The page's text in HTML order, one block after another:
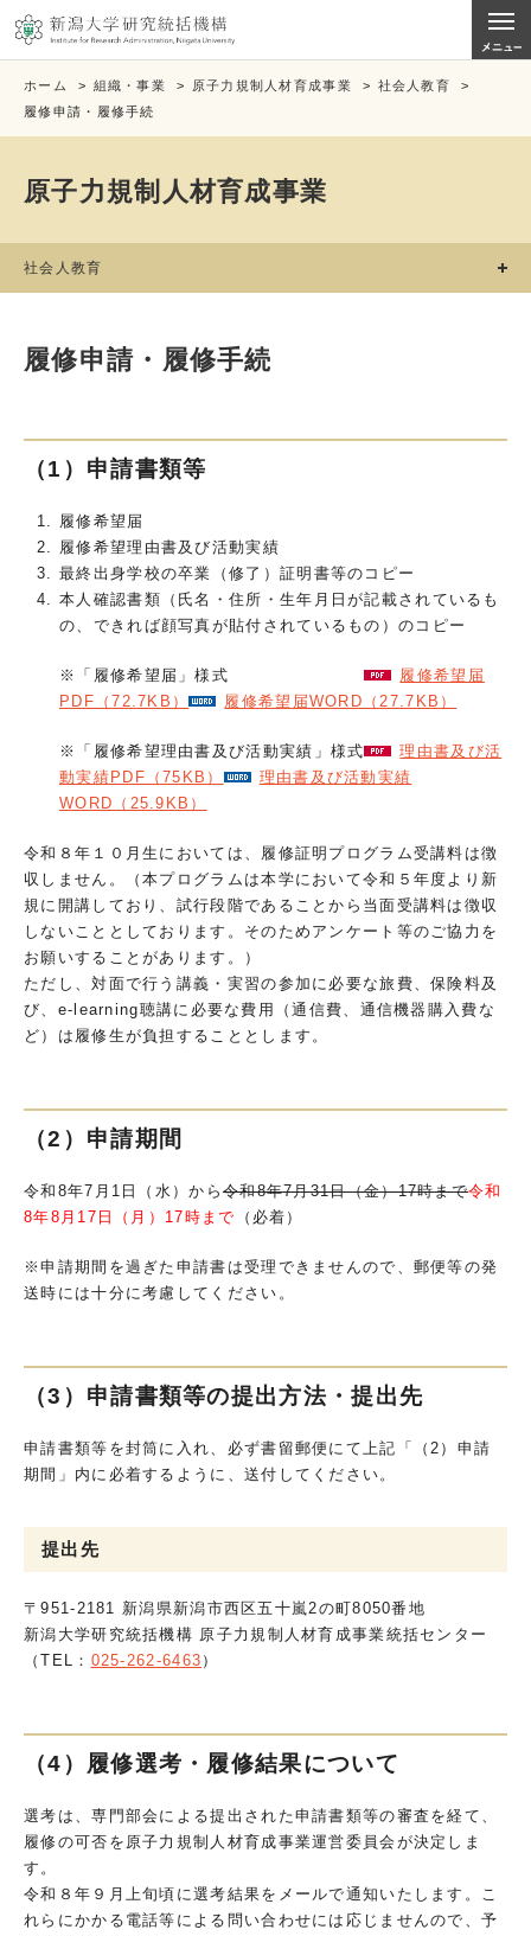
ホーム > 組織・事業 > 原子力規制人材育成事業 > 社会人教育
>
履修申請・履修手続
原子力規制人材育成事業
社会人教育
履修申請・履修手続
（1）申請書類等
履修希望届
履修希望理由書及び活動実績
最終出身学校の卒業（修了）証明書等のコピー
本人確認書類（氏名・住所・生年月日が記載されているも
の、できれば顔写真が貼付されているもの）のコピー
※「履修希望届」様式
履修希望届
PDF（72.7KB）
履修希望届WORD（27.7KB）
※「履修希望理由書及び活動実績」様式
理由書及び活
動実績PDF（75KB）
理由書及び活動実績
WORD（25.9KB）
令和８年１０月生においては、履修証明プログラム受講料は徴
収しません。（本プログラムは本学において令和５年度より新
規に開講しており、試行段階であることから当面受講料は徴収
しないこととしております。そのためアンケート等のご協力を
お願いすることがあります。）
ただし、対面で行う講義・実習の参加に必要な旅費、保険料及
び、e-learning聴講に必要な費用（通信費、通信機器購入費な
ど）は履修生が負担することとします。
（2）申請期間
令和8年7月1日（水）から 令和8年7月31日（金）17時まで令和
8年8月17日（月）17時まで
（必着）
※申請期間を過ぎた申請書は受理できませんので、郵便等の発
送時には十分に考慮してください。
（3）申請書類等の提出方法・提出先
申請書類等を封筒に入れ、必ず書留郵便にて上記「（2）申請
期間」内に必着するように、送付してください。
提出先
〒951-2181 新潟県新潟市西区五十嵐2の町8050番地
新潟大学研究統括機構 原子力規制人材育成事業統括センター
（TEL： 025-262-6463 ）
（4）履修選考・履修結果について
選考は、専門部会による提出された申請書類等の審査を経て、
履修の可否を原子力規制人材育成事業運営委員会が決定しま
す。
令和８年９月上旬頃に選考結果をメールで通知いたします。こ
れらにかかる電話等による問い合わせには応じませんので、予